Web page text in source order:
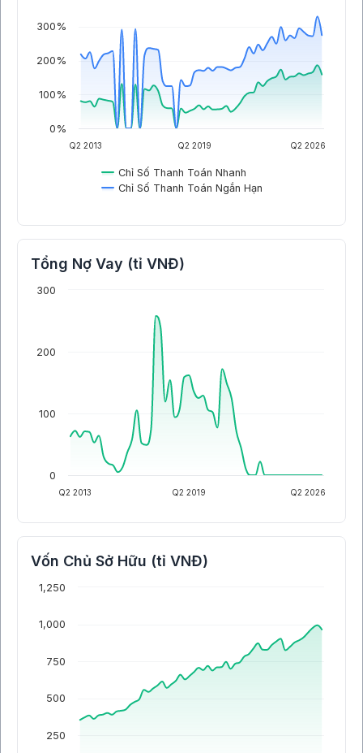
Chỉ Số Thanh Toán Nhanh
Chỉ Số Thanh Toán Ngắn Hạn
Q2 2013 Q2 2019 Q2 2026
0%
100%
200%
300%
Tổng Nợ Vay (tỉ VNĐ)
Q2 2013 Q2 2019 Q2 2026
0
100
200
300
Vốn Chủ Sở Hữu (tỉ VNĐ)
250
500
750
1,000
1,250